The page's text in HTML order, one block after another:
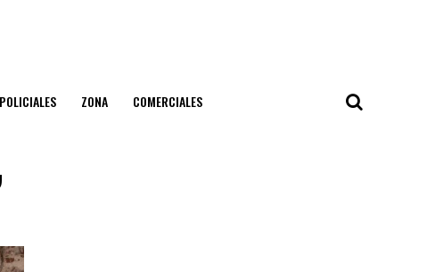
POLICIALES ZONA COMERCIALES